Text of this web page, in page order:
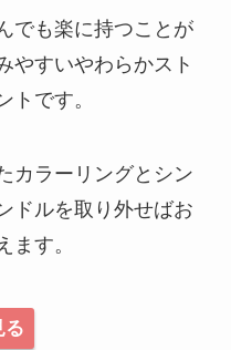
でも楽に持つことが
やすいやわらかスト
トです。
カラーリングとシン
ドルを取り外せばお
ます。
る